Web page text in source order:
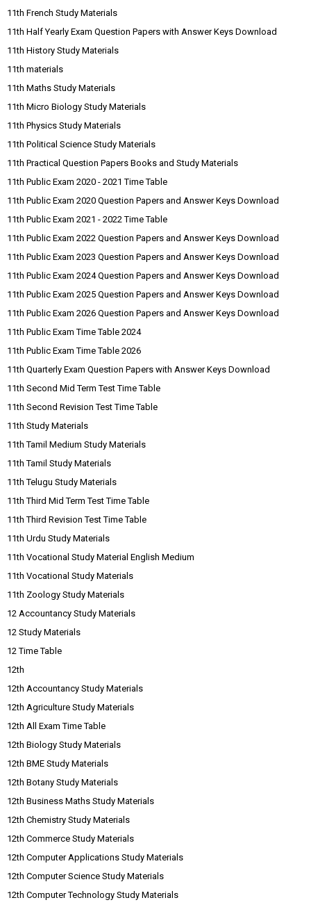
11th French Study Materials
11th Half Yearly Exam Question Papers with Answer Keys Download
11th History Study Materials
11th materials
11th Maths Study Materials
11th Micro Biology Study Materials
11th Physics Study Materials
11th Political Science Study Materials
11th Practical Question Papers Books and Study Materials
11th Public Exam 2020 - 2021 Time Table
11th Public Exam 2020 Question Papers and Answer Keys Download
11th Public Exam 2021 - 2022 Time Table
11th Public Exam 2022 Question Papers and Answer Keys Download
11th Public Exam 2023 Question Papers and Answer Keys Download
11th Public Exam 2024 Question Papers and Answer Keys Download
11th Public Exam 2025 Question Papers and Answer Keys Download
11th Public Exam 2026 Question Papers and Answer Keys Download
11th Public Exam Time Table 2024
11th Public Exam Time Table 2026
11th Quarterly Exam Question Papers with Answer Keys Download
11th Second Mid Term Test Time Table
11th Second Revision Test Time Table
11th Study Materials
11th Tamil Medium Study Materials
11th Tamil Study Materials
11th Telugu Study Materials
11th Third Mid Term Test Time Table
11th Third Revision Test Time Table
11th Urdu Study Materials
11th Vocational Study Material English Medium
11th Vocational Study Materials
11th Zoology Study Materials
12 Accountancy Study Materials
12 Study Materials
12 Time Table
12th
12th Accountancy Study Materials
12th Agriculture Study Materials
12th All Exam Time Table
12th Biology Study Materials
12th BME Study Materials
12th Botany Study Materials
12th Business Maths Study Materials
12th Chemistry Study Materials
12th Commerce Study Materials
12th Computer Applications Study Materials
12th Computer Science Study Materials
12th Computer Technology Study Materials